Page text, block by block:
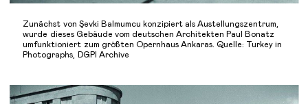
Zunächst von Şevki Balmumcu konzipiert als Austellungszentrum,
wurde dieses Gebäude vom deutschen Architekten Paul Bonatz
umfunktioniert zum größten Opernhaus Ankaras. Quelle: Turkey in
Photographs, DGPI Archive